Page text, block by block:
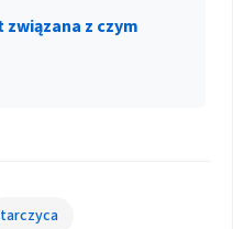
z czym
tarczyca